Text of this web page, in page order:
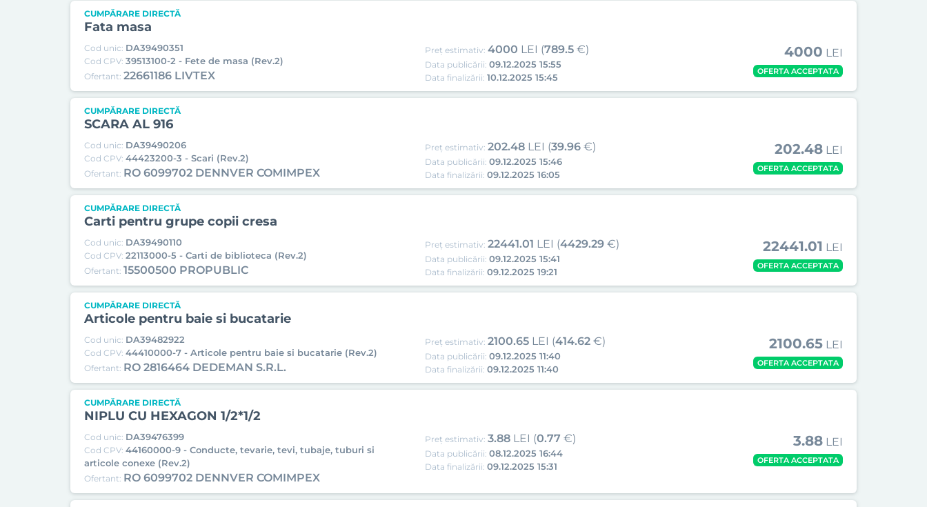
CUMPĂRARE DIRECTĂ
Fata masa
Cod unic: DA39490351
Cod CPV: 39513100-2 - Fete de masa (Rev.2)
Ofertant: 22661186 LIVTEX
Preț estimativ:4000 LEI (789.5 €)
Data publicării:09.12.2025 15:55
Data finalizării:10.12.2025 15:45
4000 LEI
OFERTA ACCEPTATA
CUMPĂRARE DIRECTĂ
SCARA AL 916
Cod unic: DA39490206
Cod CPV: 44423200-3 - Scari (Rev.2)
Ofertant: RO 6099702 DENNVER COMIMPEX
Preț estimativ:202.48 LEI (39.96 €)
Data publicării:09.12.2025 15:46
Data finalizării:09.12.2025 16:05
202.48 LEI
OFERTA ACCEPTATA
CUMPĂRARE DIRECTĂ
Carti pentru grupe copii cresa
Cod unic: DA39490110
Cod CPV: 22113000-5 - Carti de biblioteca (Rev.2)
Ofertant: 15500500 PROPUBLIC
Preț estimativ:22441.01 LEI (4429.29 €)
Data publicării:09.12.2025 15:41
Data finalizării:09.12.2025 19:21
22441.01 LEI
OFERTA ACCEPTATA
CUMPĂRARE DIRECTĂ
Articole pentru baie si bucatarie
Cod unic: DA39482922
Cod CPV: 44410000-7 - Articole pentru baie si bucatarie (Rev.2)
Ofertant: RO 2816464 DEDEMAN S.R.L.
Preț estimativ:2100.65 LEI (414.62 €)
Data publicării:09.12.2025 11:40
Data finalizării:09.12.2025 11:40
2100.65 LEI
OFERTA ACCEPTATA
CUMPĂRARE DIRECTĂ
NIPLU CU HEXAGON 1/2*1/2
Cod unic: DA39476399
Cod CPV: 44160000-9 - Conducte, tevarie, tevi, tubaje, tuburi si
articole conexe (Rev.2)
Ofertant: RO 6099702 DENNVER COMIMPEX
Preț estimativ:3.88 LEI (0.77 €)
Data publicării:08.12.2025 16:44
Data finalizării:09.12.2025 15:31
3.88 LEI
OFERTA ACCEPTATA